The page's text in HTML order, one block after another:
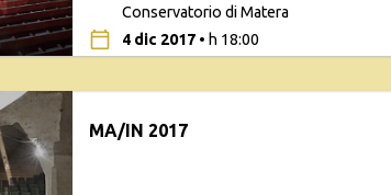
Conservatorio di Matera
4 dic 2017• h 18:00
MA/IN 2017